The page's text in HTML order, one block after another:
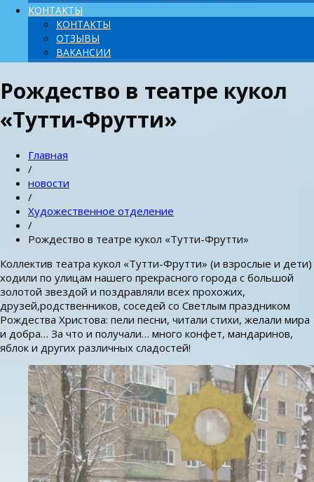
КОНТАКТЫ
КОНТАКТЫ
ОТЗЫВЫ
ВАКАНСИИ
Рождество в театре кукол
«Тутти-Фрутти»
Главная
/
новости
/
Художественное отделение
/
Рождество в театре кукол «Тутти-Фрутти»
Коллектив театра кукол «Тутти-Фрутти» (и взрослые и дети)
ходили по улицам нашего прекрасного города с большой
золотой звездой и поздравляли всех прохожих,
друзей,родственников, соседей со Светлым праздником
Рождества Христова: пели песни, читали стихи, желали мира
и добра… За что и получали… много конфет, мандаринов,
яблок и других различных сладостей!